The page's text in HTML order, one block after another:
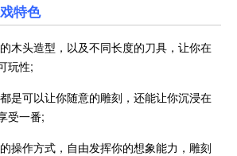
特色
头造型，以及不同长度的刀具，让你在
玩性;
可以让你随意的雕刻，还能让你沉浸在
受一番;
作方式，自由发挥你的想象能力，雕刻